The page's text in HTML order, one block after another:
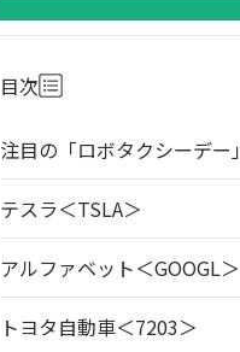
目次
注目の「ロボタクシーデー」
テスラ＜TSLA＞
アルファベット＜GOOGL＞
トヨタ自動車＜7203＞